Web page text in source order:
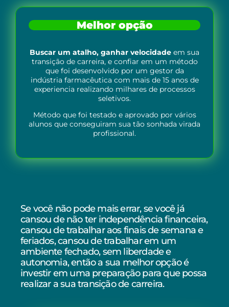
Melhor opção
Buscar um atalho, ganhar velocidade em sua
transição de carreira, e confiar em um método
que foi desenvolvido por um gestor da
indústria farmacêutica com mais de 15 anos de
experiencia realizando milhares de processos
seletivos.
Método que foi testado e aprovado por vários
alunos que conseguiram sua tão sonhada virada
profissional.
Se você não pode mais errar, se você já
cansou de não ter independência financeira,
cansou de trabalhar aos finais de semana e
feriados, cansou de trabalhar em um
ambiente fechado, sem liberdade e
autonomia, então a sua melhor opção é
investir em uma preparação para que possa
realizar a sua transição de carreira.